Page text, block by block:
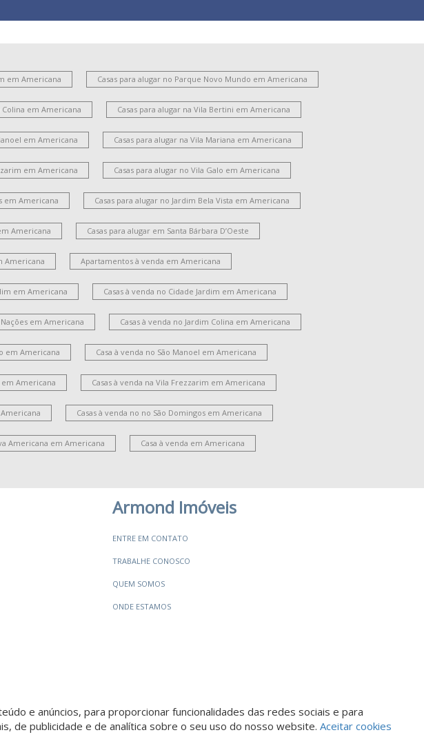
em Americana Casas para alugar no Parque Novo Mundo em Americana
Colina em Americana Casas para alugar na Vila Bertini em Americana
em Americana Casas para alugar na Vila Mariana em Americana
em Americana Casas para alugar no Vila Galo em Americana
em Americana Casas para alugar no Jardim Bela Vista em Americana
Americana Casas para alugar em Santa Bárbara D’Oeste
Americana Apartamentos à venda em Americana
em Americana Casas à venda no Cidade Jardim em Americana
em Americana Casas à venda no Jardim Colina em Americana
em Americana Casa à venda no São Manoel em Americana
em Americana Casas à venda na Vila Frezzarim em Americana
Casas à venda no no São Domingos em Americana
Americana em Americana Casa à venda em Americana
Armond Imóveis
ENTRE EM CONTATO
TRABALHE CONOSCO
QUEM SOMOS
ONDE ESTAMOS
e anúncios, para proporcionar funcionalidades das redes sociais e para
de publicidade e de analítica sobre o seu uso do nosso website. Aceitar cookies